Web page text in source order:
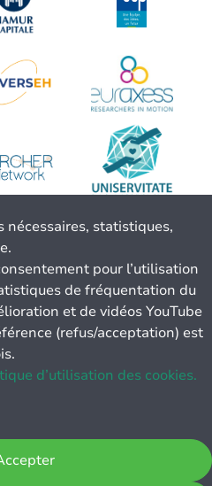
nécessaires, statistiques,
pour l’utilisation
de fréquentation du
et de vidéos YouTube
(refus/acceptation) est
d’utilisation des cookies.